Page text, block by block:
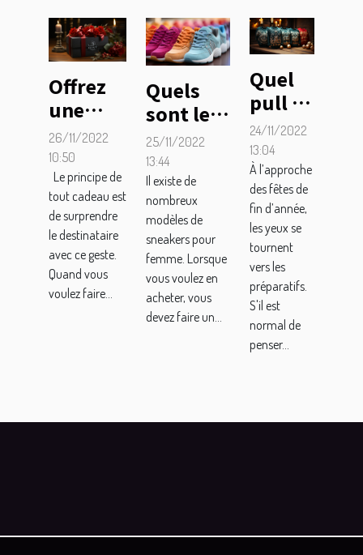
Offrez
une
mystery
box en
cadeau
26/11/2022
10:50
Le principe de
tout cadeau est
de surprendre
le destinataire
avec ce geste.
Quand vous
voulez faire...
Quels
sont les
critères
de choix
des
baskets
sneakers
pour
femme ?
25/11/2022
13:44
Il existe de
nombreux
modèles de
sneakers pour
femme. Lorsque
vous voulez en
acheter, vous
devez faire un...
Quel
pull de
Noël
choisir
?
24/11/2022
13:04
À l’approche
des fêtes de
fin d’année,
les yeux se
tournent
vers les
préparatifs.
S'il est
normal de
penser...